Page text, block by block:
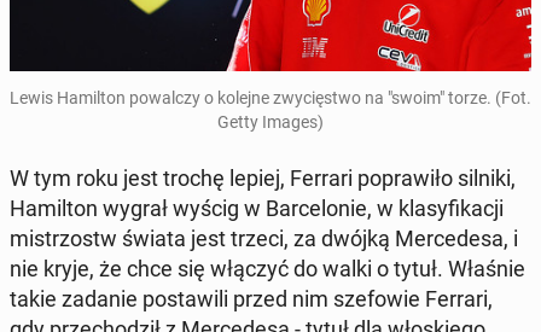
Lewis Ha­mil­ton po­wal­czy o kolejne zwy­cię­stwo na "swoim" torze. (Fot.
Getty Images)
W tym roku jest trochę lepiej, Ferrari po­pra­wi­ło silniki,
Ha­mil­ton wygrał wyścig w Bar­ce­lo­nie, w kla­sy­fi­ka­cji
mi­strzostw świata jest trzeci, za dwójką Mer­ce­de­sa, i
nie kryje, że chce się włączyć do walki o tytuł. Właśnie
takie zadanie po­sta­wi­li przed nim sze­fo­wie Ferrari,